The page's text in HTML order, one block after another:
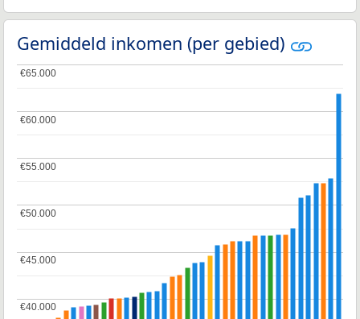
Gemiddeld inkomen (per gebied)
€40.000
€40.000
€45.000
€45.000
€50.000
€50.000
€55.000
€55.000
€60.000
€60.000
€65.000
€65.000